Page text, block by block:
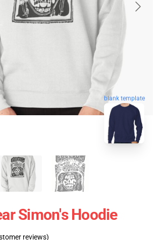
blank template
Simon's Hoodie
reviews)